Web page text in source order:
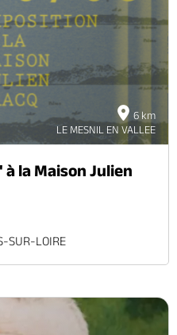
6 km
LE MESNIL EN VALLEE
la Maison Julien
SUR-LOIRE